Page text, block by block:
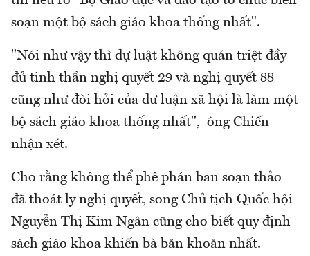
soạn một bộ sách giáo khoa thống nhất".
"Nói như vậy thì dự luật không quán triệt đầy
đủ tinh thần nghị quyết 29 và nghị quyết 88
cũng như đòi hỏi của dư luận xã hội là làm một
bộ sách giáo khoa thống nhất", ông Chiến
nhận xét.
Cho rằng không thể phê phán ban soạn thảo
đã thoát ly nghị quyết, song Chủ tịch Quốc hội
Nguyễn Thị Kim Ngân cũng cho biết quy định
sách giáo khoa khiến bà băn khoăn nhất.